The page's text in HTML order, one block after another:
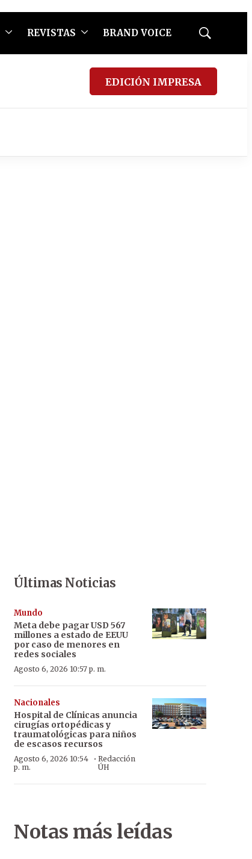
REVISTAS BRAND VOICE
Mostrar
EDICIÓN IMPRESA
Últimas Noticias
Mundo
Meta debe pagar USD 567
millones a estado de EEUU
por caso de menores en
redes sociales
Agosto 6, 2026 10:57 p. m.
Nacionales
Hospital de Clínicas anuncia
cirugías ortopédicas y
traumatológicas para niños
de escasos recursos
Agosto 6, 2026 10:54
p. m.
· Redacción
ÚH
Notas más leídas